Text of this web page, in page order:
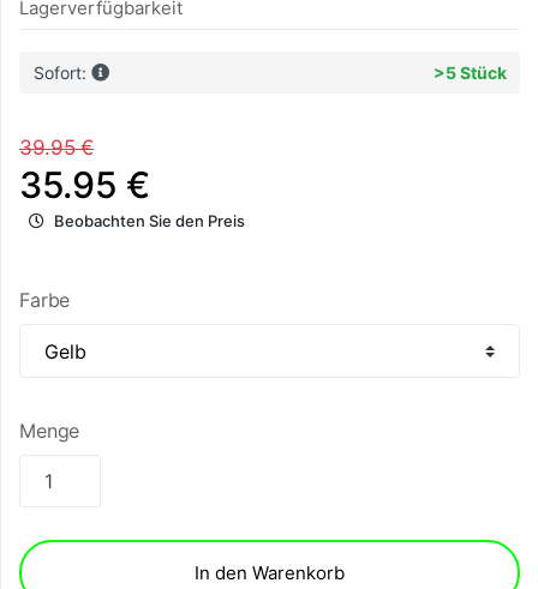
Lagerverfügbarkeit
Sofort: >5 Stück
39.95 €
35.95 €
Beobachten Sie den Preis
Farbe
Menge
In den Warenkorb